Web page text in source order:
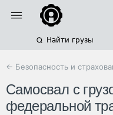
Найти грузы
← Безопасность и
Самосвал с
федеральной